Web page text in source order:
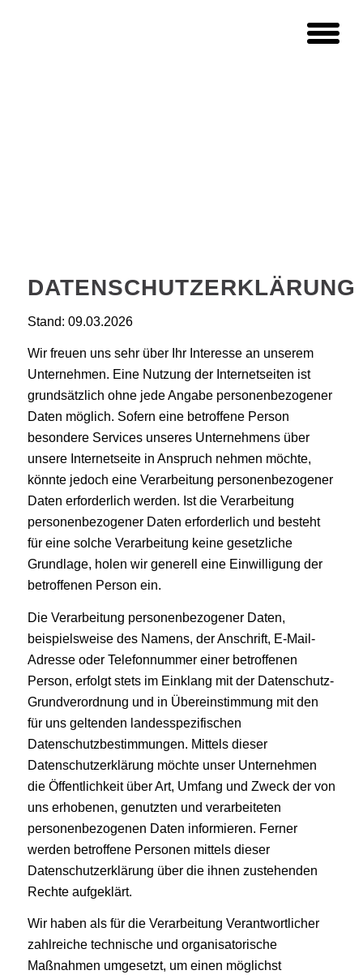
DATENSCHUTZERKLÄRUNG
Stand: 09.03.2026
Wir freuen uns sehr über Ihr Interesse an unserem
Unternehmen. Eine Nutzung der Internetseiten ist
grundsätzlich ohne jede Angabe personenbezogener
Daten möglich. Sofern eine betroffene Person
besondere Services unseres Unternehmens über
unsere Internetseite in Anspruch nehmen möchte,
könnte jedoch eine Verarbeitung personenbezogener
Daten erforderlich werden. Ist die Verarbeitung
personenbezogener Daten erforderlich und besteht
für eine solche Verarbeitung keine gesetzliche
Grundlage, holen wir generell eine Einwilligung der
betroffenen Person ein.
Die Verarbeitung personenbezogener Daten,
beispielsweise des Namens, der Anschrift, E-Mail-
Adresse oder Telefonnummer einer betroffenen
Person, erfolgt stets im Einklang mit der Datenschutz-
Grundverordnung und in Übereinstimmung mit den
für uns geltenden landesspezifischen
Datenschutzbestimmungen. Mittels dieser
Datenschutzerklärung möchte unser Unternehmen
die Öffentlichkeit über Art, Umfang und Zweck der von
uns erhobenen, genutzten und verarbeiteten
personenbezogenen Daten informieren. Ferner
werden betroffene Personen mittels dieser
Datenschutzerklärung über die ihnen zustehenden
Rechte aufgeklärt.
Wir haben als für die Verarbeitung Verantwortlicher
zahlreiche technische und organisatorische
Maßnahmen umgesetzt, um einen möglichst